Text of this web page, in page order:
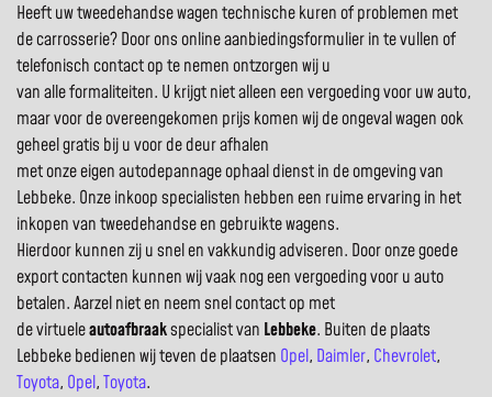
Heeft uw tweedehandse wagen technische kuren of problemen met
de carrosserie? Door ons online aanbiedingsformulier in te vullen of
telefonisch contact op te nemen ontzorgen wij u
van alle formaliteiten. U krijgt niet alleen een vergoeding voor uw auto,
maar voor de overeengekomen prijs komen wij de ongeval wagen ook
geheel gratis bij u voor de deur afhalen
met onze eigen autodepannage ophaal dienst in de omgeving van
Lebbeke. Onze inkoop specialisten hebben een ruime ervaring in het
inkopen van tweedehandse en gebruikte wagens.
Hierdoor kunnen zij u snel en vakkundig adviseren. Door onze goede
export contacten kunnen wij vaak nog een vergoeding voor u auto
betalen. Aarzel niet en neem snel contact op met
de virtueleautoafbraakspecialist van Lebbeke. Buiten de plaats
Lebbeke bedienen wij teven de plaatsen Opel, Daimler, Chevrolet,
Toyota, Opel,Toyota.